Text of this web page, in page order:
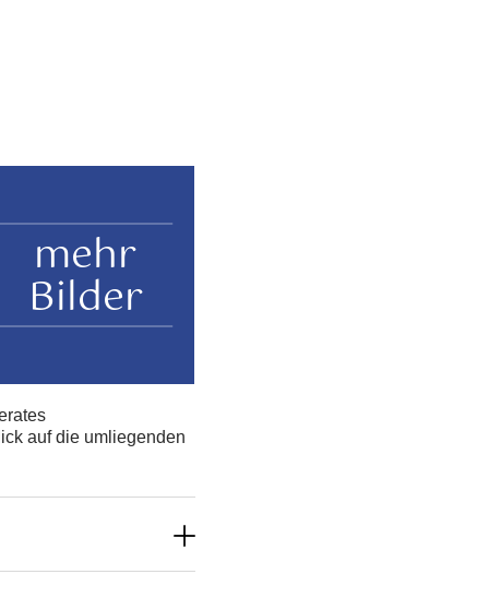
mehr
Bilder
auf die umliegenden